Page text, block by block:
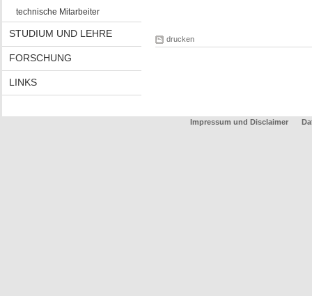
technische Mitarbeiter
STUDIUM UND LEHRE
FORSCHUNG
LINKS
drucken
Impressum und Disclaimer